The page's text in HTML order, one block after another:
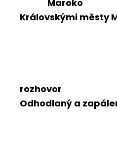
Maroko
Královskými městy
rozhovor
Odhodlaný a